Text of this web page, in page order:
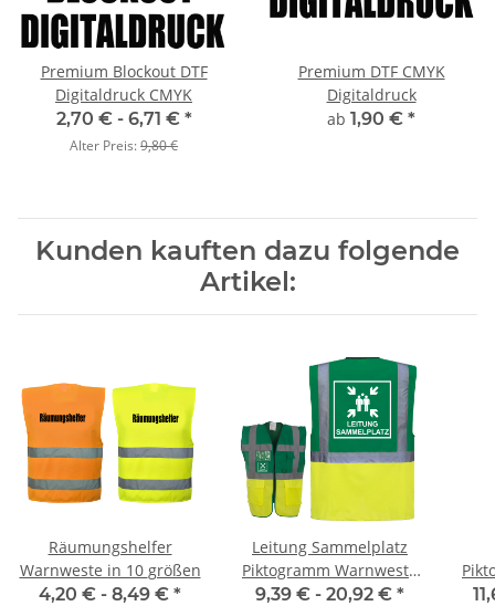
Premium Blockout DTF
Digitaldruck CMYK
2,70 € - 6,71 € *
Alter Preis:9,80 €
Premium DTF CMYK
Digitaldruck
ab 1,90 € *
Kunden kauften dazu folgende
Artikel:
Räumungshelfer
Warnweste in 10 größen
4,20 € - 8,49 € *
Leitung Sammelplatz
Piktogramm Warnweste
grün/gelb mit vielen
9,39 € - 20,92 € *